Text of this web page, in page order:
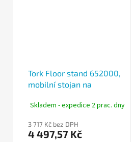
Tork Floor stand 652000,
mobilní stojan na
W1
Skladem - expedice 2 prac. dny
3 717 Kč bez DPH
4 497,57 Kč